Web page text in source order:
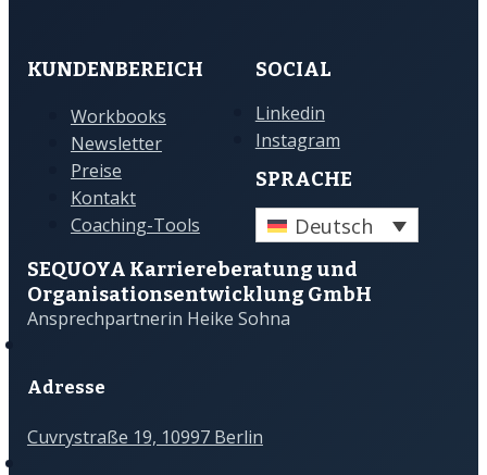
KUNDENBEREICH
Workbooks
Newsletter
Preise
Kontakt
Coaching-Tools
SOCIAL
Linkedin
Instagram
SPRACHE
Deutsch
SEQUOYA Karriere­­beratung und
Organisations­­entwicklung GmbH
Ansprechpartnerin Heike Sohna
Adresse
Cuvrystraße 19, 10997 Berlin